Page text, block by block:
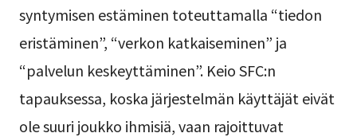
syntymisen estäminen toteuttamalla “tiedon
eristäminen”, “verkon katkaiseminen” ja
“palvelun keskeyttäminen”. Keio SFC:n
tapauksessa, koska järjestelmän käyttäjät eivät
ole suuri joukko ihmisiä, vaan rajoittuvat